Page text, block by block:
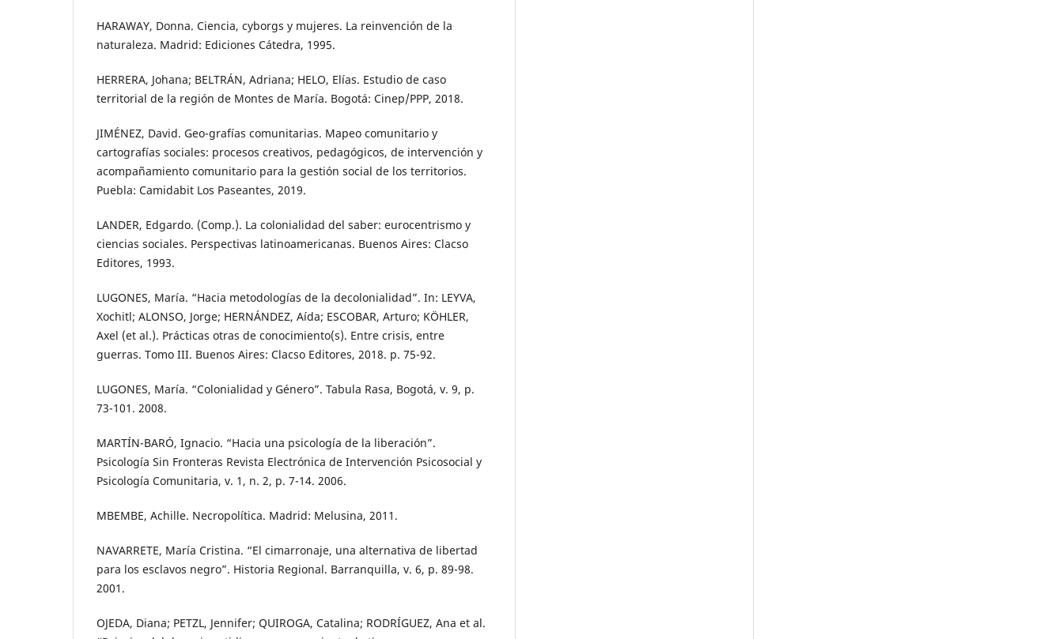
HARAWAY, Donna. Ciencia, cyborgs y mujeres. La reinvención de la
naturaleza. Madrid: Ediciones Cátedra, 1995.
HERRERA, Johana; BELTRÁN, Adriana; HELO, Elías. Estudio de caso
territorial de la región de Montes de María. Bogotá: Cinep/PPP, 2018.
JIMÉNEZ, David. Geo-grafías comunitarias. Mapeo comunitario y
cartografías sociales: procesos creativos, pedagógicos, de intervención y
acompañamiento comunitario para la gestión social de los territorios.
Puebla: Camidabit Los Paseantes, 2019.
LANDER, Edgardo. (Comp.). La colonialidad del saber: eurocentrismo y
ciencias sociales. Perspectivas latinoamericanas. Buenos Aires: Clacso
Editores, 1993.
LUGONES, María. “Hacia metodologías de la decolonialidad”. In: LEYVA,
Xochitl; ALONSO, Jorge; HERNÁNDEZ, Aída; ESCOBAR, Arturo; KÖHLER,
Axel (et al.). Prácticas otras de conocimiento(s). Entre crisis, entre
guerras. Tomo III. Buenos Aires: Clacso Editores, 2018. p. 75-92.
LUGONES, María. “Colonialidad y Género”. Tabula Rasa, Bogotá, v. 9, p.
73-101. 2008.
MARTÍN-BARÓ, Ignacio. “Hacia una psicología de la liberación”.
Psicología Sin Fronteras Revista Electrónica de Intervención Psicosocial y
Psicología Comunitaria, v. 1, n. 2, p. 7-14. 2006.
MBEMBE, Achille. Necropolítica. Madrid: Melusina, 2011.
NAVARRETE, María Cristina. “El cimarronaje, una alternativa de libertad
para los esclavos negro”. Historia Regional. Barranquilla, v. 6, p. 89-98.
2001.
OJEDA, Diana; PETZL, Jennifer; QUIROGA, Catalina; RODRÍGUEZ, Ana et al.